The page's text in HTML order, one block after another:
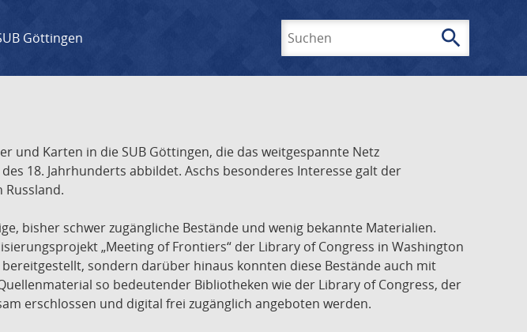
Göttingen search
und Karten in die SUB Göttingen, die das weitgespannte Netz
18. Jahrhunderts abbildet. Aschs besonderes Interesse galt der
bisher schwer zugängliche Bestände und wenig bekannte Materialien.
„Meeting of Frontiers“ der Library of Congress in Washington
sondern darüber hinaus konnten diese Bestände auch mit
so bedeutender Bibliotheken wie der Library of Congress, der
erschlossen und digital frei zugänglich angeboten werden.